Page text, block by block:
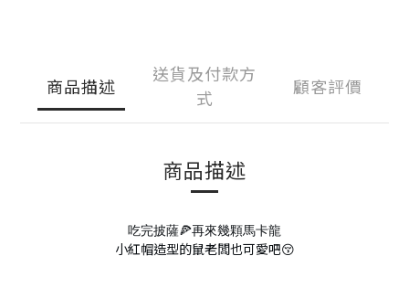
商品描述
送貨及付款方
式
顧客評價
商品描述
吃完披薩🍕再來幾顆馬卡龍
小紅帽造型的鼠老闆也可愛吧😚